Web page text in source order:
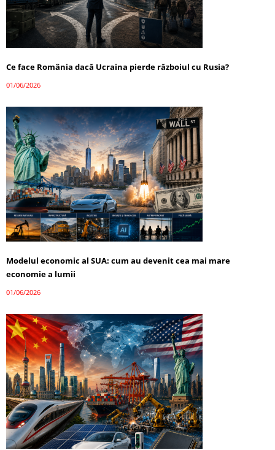
Ce face România dacă Ucraina pierde războiul cu Rusia?
01/06/2026
Modelul economic al SUA: cum au devenit cea mai mare
economie a lumii
01/06/2026